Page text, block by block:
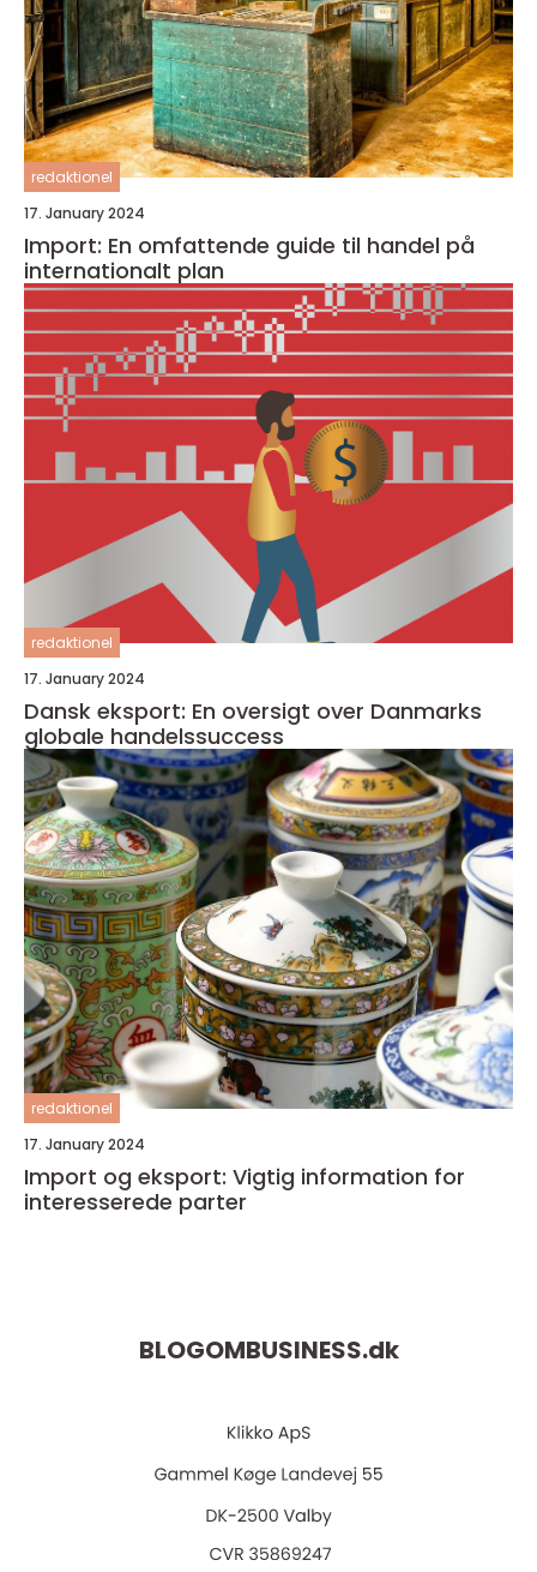
redaktionel
17. January 2024
Import: En omfattende guide til handel på
internationalt plan
redaktionel
17. January 2024
Dansk eksport: En oversigt over Danmarks
globale handelssuccess
redaktionel
17. January 2024
Import og eksport: Vigtig information for
interesserede parter
BLOGOMBUSINESS.dk